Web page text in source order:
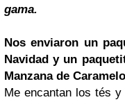
gama.
Nos enviaron un
Navidad y un
Manzana de
Me encantan los tés